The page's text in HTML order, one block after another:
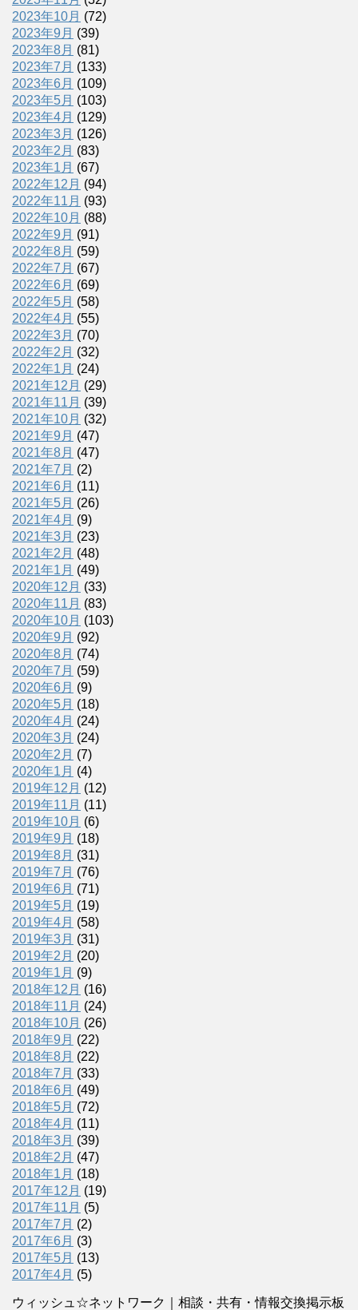
2023年10月 (72)
2023年9月 (39)
2023年8月 (81)
2023年7月 (133)
2023年6月 (109)
2023年5月 (103)
2023年4月 (129)
2023年3月 (126)
2023年2月 (83)
2023年1月 (67)
2022年12月 (94)
2022年11月 (93)
2022年10月 (88)
2022年9月 (91)
2022年8月 (59)
2022年7月 (67)
2022年6月 (69)
2022年5月 (58)
2022年4月 (55)
2022年3月 (70)
2022年2月 (32)
2022年1月 (24)
2021年12月 (29)
2021年11月 (39)
2021年10月 (32)
2021年9月 (47)
2021年8月 (47)
2021年7月 (2)
2021年6月 (11)
2021年5月 (26)
2021年4月 (9)
2021年3月 (23)
2021年2月 (48)
2021年1月 (49)
2020年12月 (33)
2020年11月 (83)
2020年10月 (103)
2020年9月 (92)
2020年8月 (74)
2020年7月 (59)
2020年6月 (9)
2020年5月 (18)
2020年4月 (24)
2020年3月 (24)
2020年2月 (7)
2020年1月 (4)
2019年12月 (12)
2019年11月 (11)
2019年10月 (6)
2019年9月 (18)
2019年8月 (31)
2019年7月 (76)
2019年6月 (71)
2019年5月 (19)
2019年4月 (58)
2019年3月 (31)
2019年2月 (20)
2019年1月 (9)
2018年12月 (16)
2018年11月 (24)
2018年10月 (26)
2018年9月 (22)
2018年8月 (22)
2018年7月 (33)
2018年6月 (49)
2018年5月 (72)
2018年4月 (11)
2018年3月 (39)
2018年2月 (47)
2018年1月 (18)
2017年12月 (19)
2017年11月 (5)
2017年7月 (2)
2017年6月 (3)
2017年5月 (13)
2017年4月 (5)
ウィッシュ☆ネットワーク｜相談・共有・情報交換掲示板